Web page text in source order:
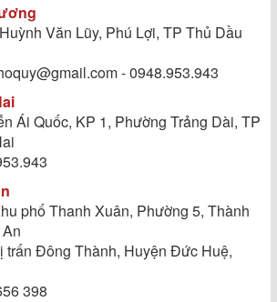
Văn Lũy, Phú Lợi, TP Thủ Dầu
- 0948.953.943
Ái Quốc, KP 1, Phường Trảng Dài, TP
phố Thanh Xuân, Phường 5, Thành
trấn Đông Thành, Huyện Đức Huệ,
398